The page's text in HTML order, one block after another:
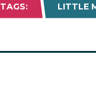
TAGS: LITTLE